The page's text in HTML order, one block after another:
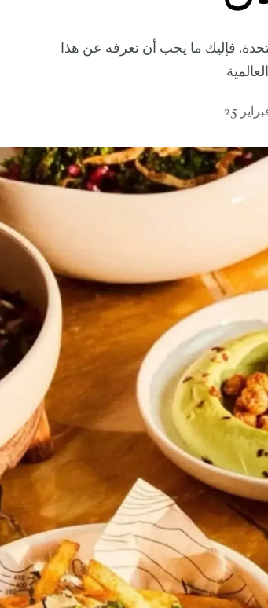
فإليك ما يجب أن تعرفه عن هذا